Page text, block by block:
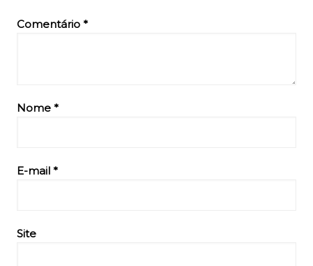
Comentário *
Nome *
E-mail *
Site